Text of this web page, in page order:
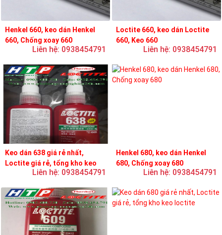
Henkel 660, keo dán Henkel
660, Chống xoay 660
Liên hệ: 0938454791
Loctite 660, keo dán Loctite
660, Keo 660
Liên hệ: 0938454791
Keo dán 638 giá rẻ nhất,
Loctite giá rẻ, tổng kho keo
Liên hệ: 0938454791
Henkel 680, keo dán Henkel
680, Chống xoay 680
Liên hệ: 0938454791